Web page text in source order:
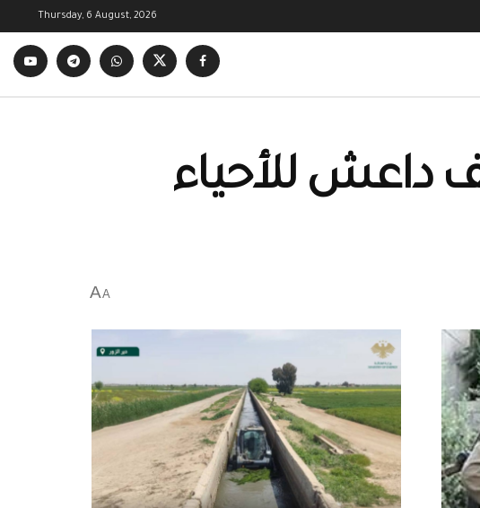
Thursday, 6 August, 2026
داعش للأحياء
A
A